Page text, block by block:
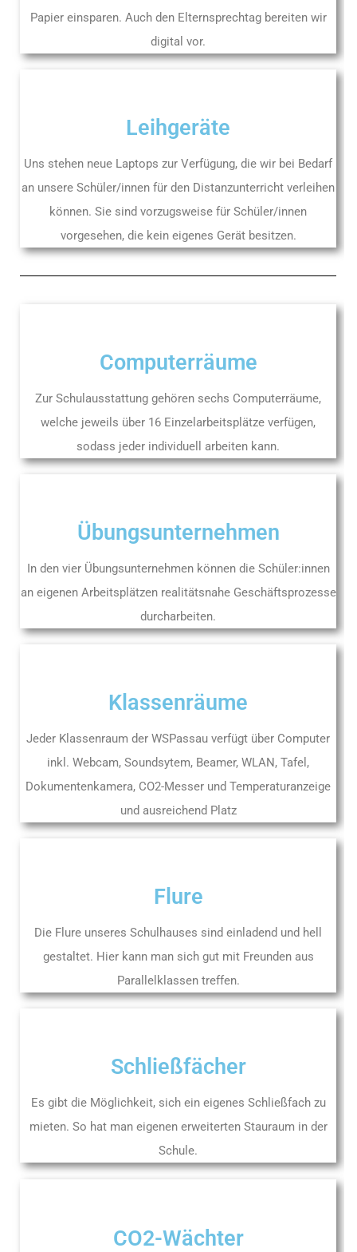
Papier einsparen. Auch den Elternsprechtag bereiten wir
digital vor.
Leihgeräte
Uns stehen neue Laptops zur Verfügung, die wir bei Bedarf
an unsere Schüler/innen für den Distanzunterricht verleihen
können. Sie sind vorzugsweise für Schüler/innen
vorgesehen, die kein eigenes Gerät besitzen.
Computerräume
Zur Schulausstattung gehören sechs Computerräume,
welche jeweils über 16 Einzelarbeitsplätze verfügen,
sodass jeder individuell arbeiten kann.
Übungsunternehmen
In den vier Übungsunternehmen können die Schüler:innen
an eigenen Arbeitsplätzen realitätsnahe Geschäftsprozesse
durcharbeiten.
Klassenräume
Jeder Klassenraum der WSPassau verfügt über Computer
inkl. Webcam, Soundsytem, Beamer, WLAN, Tafel,
Dokumentenkamera, CO2-Messer und Temperaturanzeige
und ausreichend Platz
Flure
Die Flure unseres Schulhauses sind einladend und hell
gestaltet. Hier kann man sich gut mit Freunden aus
Parallelklassen treffen.
Schließfächer
Es gibt die Möglichkeit, sich ein eigenes Schließfach zu
mieten. So hat man eigenen erweiterten Stauraum in der
Schule.
CO2-Wächter